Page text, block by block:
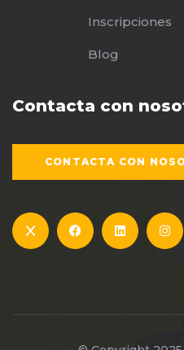
Inscripciones
Blog
Contacta con
CONTACTA CON